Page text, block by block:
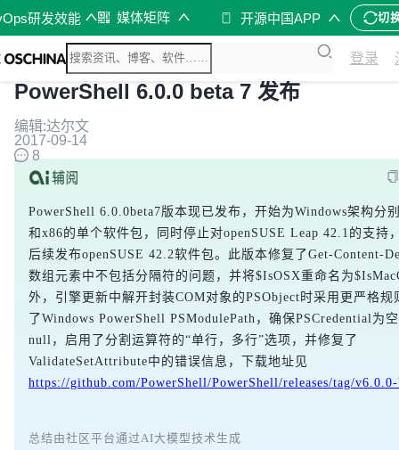
研发效能 媒体矩阵 开源中国APP 切
登录
PowerShell 6.0.0 beta 7 发布
编辑:达尔文
2017-09-14
8
PowerShell 6.0.0beta7版本现已发布，开始为Windows架构分
和x86的单个软件包，同时停止对openSUSE Leap 42.1的支持
后续发布openSUSE 42.2软件包。此版本修复了Get-Content-
数组元素中不包括分隔符的问题，并将$IsOSX重命名为
外，引擎更新中解开封装COM对象的PSObject时采用更严格规
了Windows PowerShell PSModulePath，确保PSCredential为
null，启用了分割运算符的“单行，多行”选项，并修复了
ValidateSetAttribute中的错误信息，下载地址见
https://github.com/PowerShell/PowerShell/releases/tag/
总结由社区平台通过AI大模型技术生成